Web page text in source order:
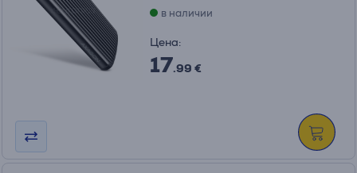
в наличии
Цена:
17.99 €